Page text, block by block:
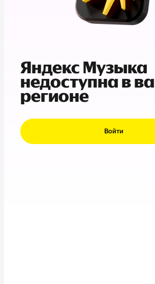
Яндекс Музыка
недоступна в
регионе
Войти